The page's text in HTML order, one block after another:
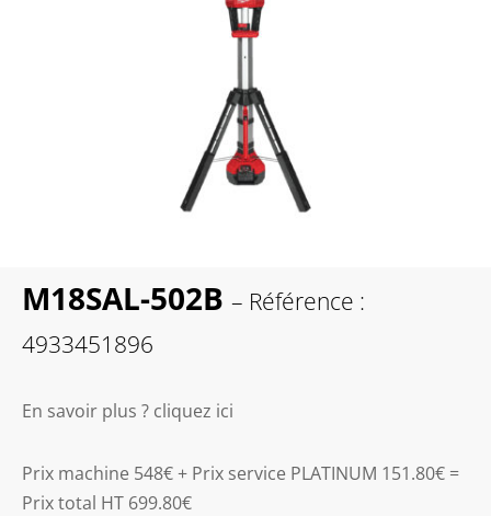
M18SAL-502B – Référence :
4933451896
En savoir plus ? cliquez ici
Prix machine 548€ + Prix service PLATINUM 151.80€ =
Prix total HT 699.80€